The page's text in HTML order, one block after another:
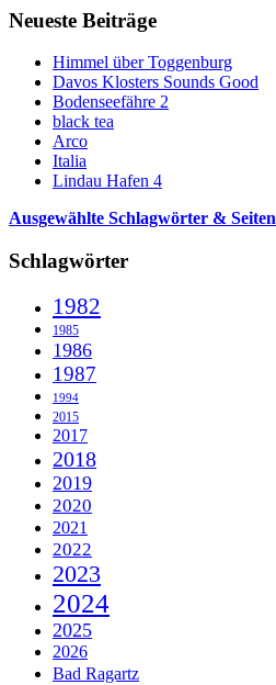
Neueste Beiträge
Himmel über Toggenburg
Davos Klosters Sounds Good
Bodenseefähre 2
black tea
Arco
Italia
Lindau Hafen 4
Ausgewählte Schlagwörter & Seiten
Schlagwörter
1982
1985
1986
1987
1994
2015
2017
2018
2019
2020
2021
2022
2023
2024
2025
2026
Bad Ragartz